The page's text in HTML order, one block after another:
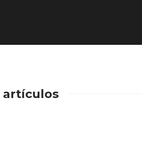
artículos